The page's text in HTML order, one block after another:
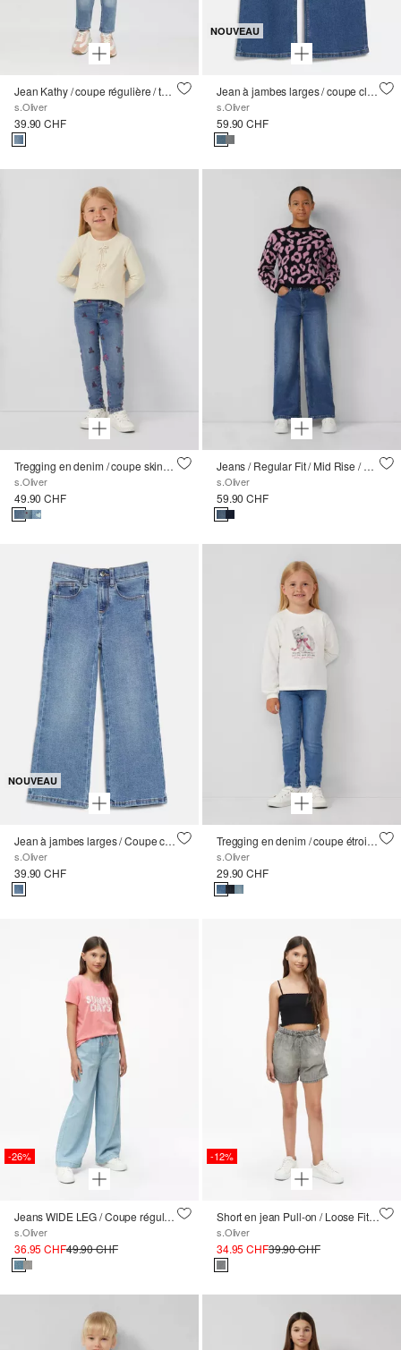
Jean Kathy / coupe régulière / taille moyenne / jambe étroite
s.Oliver
39.90 CHF
NOUVEAU
Jean à jambes larges / coupe classique / taille mi-haute / jambes larges
s.Oliver
59.90 CHF
Tregging en denim / coupe skinny / taille moyenne / jambe skinny / avec broderie
s.Oliver
49.90 CHF
Jeans / Regular Fit / Mid Rise / Wide Leg
s.Oliver
59.90 CHF
NOUVEAU
Jean à jambes larges / Coupe classique / Taille haute / Jambes larges
s.Oliver
39.90 CHF
Tregging en denim / coupe étroite / taille moyenne / jambe étroite / coton extensible
s.Oliver
29.90 CHF
-26%
Jeans WIDE LEG / Coupe régulière / Taille haute / Jambe large / Ceinture élastique
s.Oliver
36.95 CHF49.90 CHF
-12%
Short en jean Pull-on / Loose Fit / High Rise / Wide Leg / Ceinture Paperbag
s.Oliver
34.95 CHF39.90 CHF